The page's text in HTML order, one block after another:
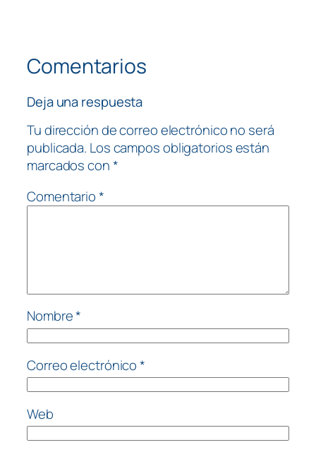
Comentarios
Deja una respuesta
Tu dirección de correo electrónico no será
publicada. Los campos obligatorios están
marcados con*
Comentario*
Nombre*
Correo electrónico*
Web